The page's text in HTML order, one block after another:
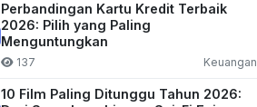
Perbandingan Kartu Kredit Terbaik
2026: Pilih yang Paling
Menguntungkan
137 Keuangan
10 Film Paling Ditunggu Tahun 2026: